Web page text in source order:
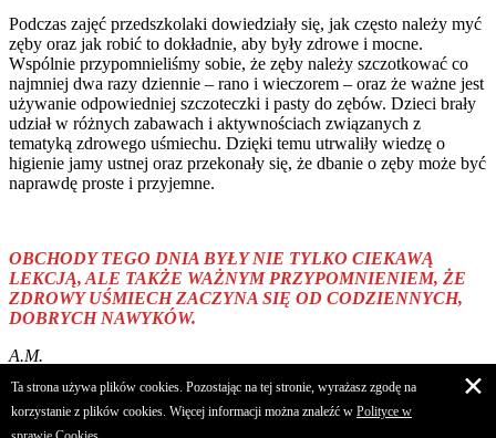
Podczas zajęć przedszkolaki dowiedziały się, jak często należy myć
zęby oraz jak robić to dokładnie, aby były zdrowe i mocne.
Wspólnie przypomnieliśmy sobie, że zęby należy szczotkować co
najmniej dwa razy dziennie – rano i wieczorem – oraz że ważne jest
używanie odpowiedniej szczoteczki i pasty do zębów. Dzieci brały
udział w różnych zabawach i aktywnościach związanych z
tematyką zdrowego uśmiechu. Dzięki temu utrwaliły wiedzę o
higienie jamy ustnej oraz przekonały się, że dbanie o zęby może być
naprawdę proste i przyjemne.
OBCHODY TEGO DNIA BYŁY NIE TYLKO CIEKAWĄ
LEKCJĄ, ALE TAKŻE WAŻNYM PRZYPOMNIENIEM, ŻE
ZDROWY UŚMIECH ZACZYNA SIĘ OD CODZIENNYCH,
DOBRYCH NAWYKÓW.
A.M.
© 2019 Zespół Placówek Oświatowych w Kozubowie
Projekt i wdrożenie:
Ta strona używa plików cookies. Pozostając na tej stronie, wyrażasz zgodę na
korzystanie z plików cookies. Więcej informacji można znaleźć w Polityce w
✕